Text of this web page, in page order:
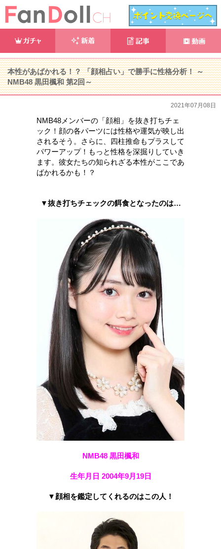
本性があばかれる！？ 「顔相占い」で勝手に性格分析！ ～
NMB48 黒田楓和 第2回～
2021年07月08日
NMB48メンバーの「顔相」を抜き打ちチェ
ック！顔の各パーツには性格や運気が映し出
されるそう。さらに、四柱推命もプラスして
パワーアップ！もっと性格を深掘りしていき
ます。彼女たちの知られざる本性がここであ
ばかれるかも！？
▼抜き打ちチェックの餌食となったのは…
NMB48 黒田楓和
生年月日 2004年9月19日
▼顔相を鑑定してくれるのはこの人！